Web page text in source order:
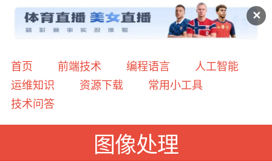
✕
首页 前端技术 编程语言
人工智能
运维知识
资源下载
常用小工具
技术问答
图像处理